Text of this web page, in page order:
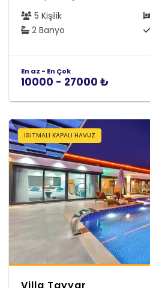
5 Kişilik
2 Banyo
En az - En Çok
10000 - 27000 ₺
ISITMALI KAPALI HAVUZ
Villa Tayyar